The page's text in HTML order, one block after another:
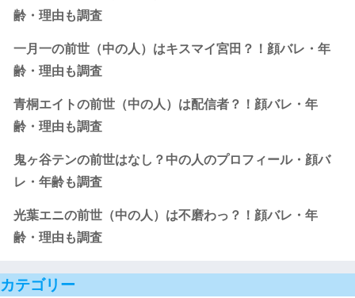
齢・理由も調査
一月一の前世（中の人）はキスマイ宮田？！顔バレ・年
齢・理由も調査
青桐エイトの前世（中の人）は配信者？！顔バレ・年
齢・理由も調査
鬼ヶ谷テンの前世はなし？中の人のプロフィール・顔バ
レ・年齢も調査
光葉エニの前世（中の人）は不磨わっ？！顔バレ・年
齢・理由も調査
カテゴリー